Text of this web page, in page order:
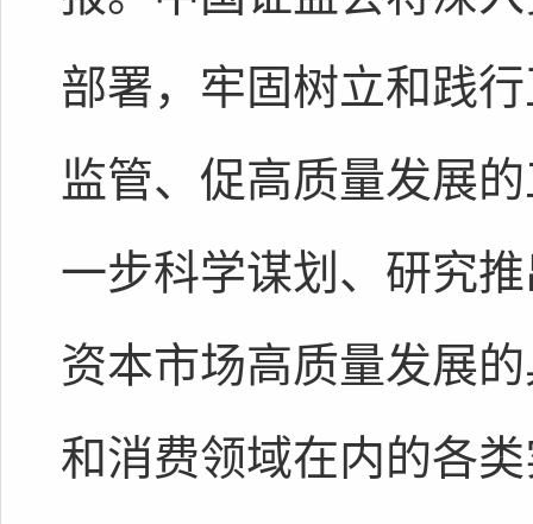
部署，牢固树立和践
监管、促高质量发展
一步科学谋划、研究
资本市场高质量发展
和消费领域在内的各